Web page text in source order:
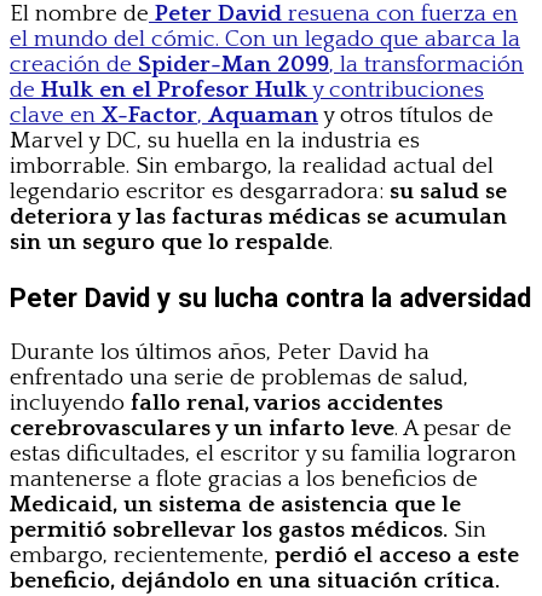
El nombre de Peter David resuena con fuerza en
el mundo del cómic. Con un legado que abarca la
creación de Spider-Man 2099, la transformación
de Hulk en el Profesor Hulky contribuciones
clave en X-Factor, Aquamany otros títulos de
Marvel y DC, su huella en la industria es
imborrable. Sin embargo, la realidad actual del
legendario escritor es desgarradora: su salud se
deteriora y las facturas médicas se acumulan
sin un seguro que lo respalde.
Peter David y su lucha contra la adversidad
Durante los últimos años, Peter David ha
enfrentado una serie de problemas de salud,
incluyendo fallo renal, varios accidentes
cerebrovasculares y un infarto leve. A pesar de
estas dificultades, el escritor y su familia lograron
mantenerse a flote gracias a los beneficios de
Medicaid, un sistema de asistencia que le
permitió sobrellevar los gastos médicos. Sin
embargo, recientemente, perdió el acceso a este
beneficio, dejándolo en una situación crítica.